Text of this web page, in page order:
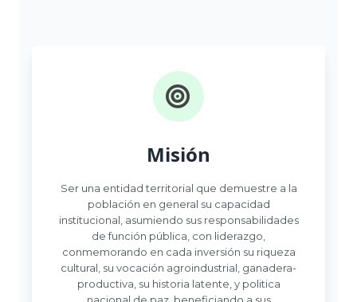
Misión
Ser una entidad territorial que demuestre a la
población en general su capacidad
institucional, asumiendo sus responsabilidades
de función pública, con liderazgo,
conmemorando en cada inversión su riqueza
cultural, su vocación agroindustrial, ganadera-
productiva, su historia latente, y politica
nacional de paz, beneficiando a sus